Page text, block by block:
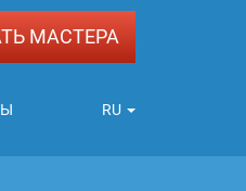
МАСТЕРА
RU